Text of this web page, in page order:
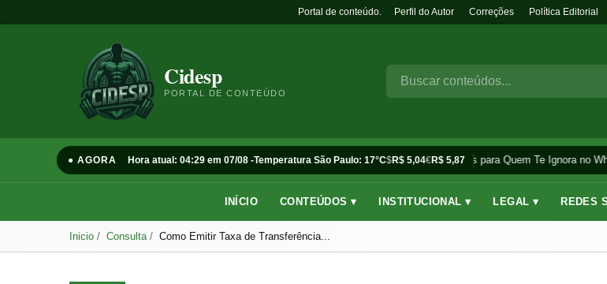
Portal de conteúdo. Perfil do Autor Correções Política Editorial
Cidesp
PORTAL DE CONTEÚDO
● AGORA Hora atual: 04:29 em 07/08 -Temperatura São Paulo: 17°C$R$ 5,04€R$ 5,87
Frases para Quem Te Ignora no
INÍCIO CONTEÚDOS ▾ INSTITUCIONAL ▾ LEGAL ▾ REDES
Inicio Consulta Como Emitir Taxa de Transferência...